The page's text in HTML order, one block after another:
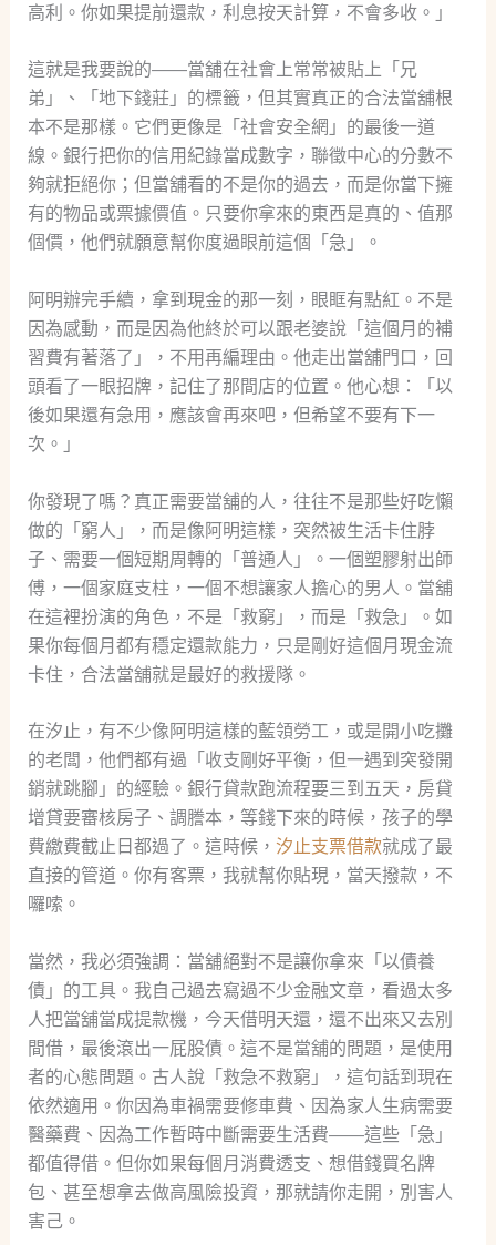
高利。你如果提前還款，利息按天計算，不會多收。」
這就是我要說的——當舖在社會上常常被貼上「兄
弟」、「地下錢莊」的標籤，但其實真正的合法當舖根
本不是那樣。它們更像是「社會安全網」的最後一道
線。銀行把你的信用紀錄當成數字，聯徵中心的分數不
夠就拒絕你；但當舖看的不是你的過去，而是你當下擁
有的物品或票據價值。只要你拿來的東西是真的、值那
個價，他們就願意幫你度過眼前這個「急」。
阿明辦完手續，拿到現金的那一刻，眼眶有點紅。不是
因為感動，而是因為他終於可以跟老婆說「這個月的補
習費有著落了」，不用再編理由。他走出當舖門口，回
頭看了一眼招牌，記住了那間店的位置。他心想：「以
後如果還有急用，應該會再來吧，但希望不要有下一
次。」
你發現了嗎？真正需要當舖的人，往往不是那些好吃懶
做的「窮人」，而是像阿明這樣，突然被生活卡住脖
子、需要一個短期周轉的「普通人」。一個塑膠射出師
傅，一個家庭支柱，一個不想讓家人擔心的男人。當舖
在這裡扮演的角色，不是「救窮」，而是「救急」。如
果你每個月都有穩定還款能力，只是剛好這個月現金流
卡住，合法當舖就是最好的救援隊。
在汐止，有不少像阿明這樣的藍領勞工，或是開小吃攤
的老闆，他們都有過「收支剛好平衡，但一遇到突發開
銷就跳腳」的經驗。銀行貸款跑流程要三到五天，房貸
增貸要審核房子、調謄本，等錢下來的時候，孩子的學
費繳費截止日都過了。這時候， 汐止支票借款就成了最
直接的管道。你有客票，我就幫你貼現，當天撥款，不
囉嗦。
當然，我必須強調：當舖絕對不是讓你拿來「以債養
債」的工具。我自己過去寫過不少金融文章，看過太多
人把當舖當成提款機，今天借明天還，還不出來又去別
間借，最後滾出一屁股債。這不是當舖的問題，是使用
者的心態問題。古人說「救急不救窮」，這句話到現在
依然適用。你因為車禍需要修車費、因為家人生病需要
醫藥費、因為工作暫時中斷需要生活費——這些「急」
都值得借。但你如果每個月消費透支、想借錢買名牌
包、甚至想拿去做高風險投資，那就請你走開，別害人
害己。